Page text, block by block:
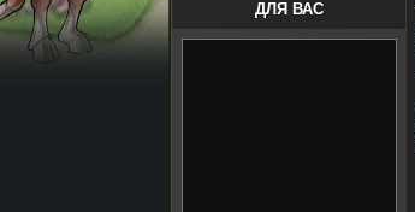
ДЛЯ ВАС